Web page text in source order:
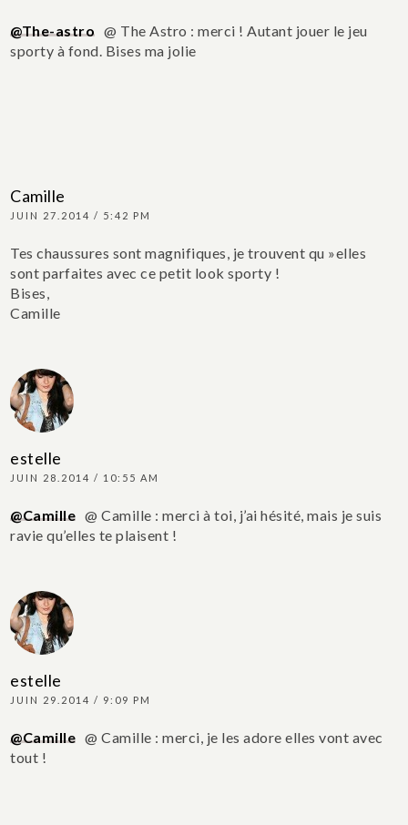
@The-astro @ The Astro : merci ! Autant jouer le jeu
sporty à fond. Bises ma jolie
Camille
JUIN 27.2014 / 5:42 PM
Tes chaussures sont magnifiques, je trouvent qu »elles
sont parfaites avec ce petit look sporty !
Bises,
Camille
estelle
JUIN 28.2014 / 10:55 AM
@Camille @ Camille : merci à toi, j’ai hésité, mais je suis
ravie qu’elles te plaisent !
estelle
JUIN 29.2014 / 9:09 PM
@Camille @ Camille : merci, je les adore elles vont avec
tout !